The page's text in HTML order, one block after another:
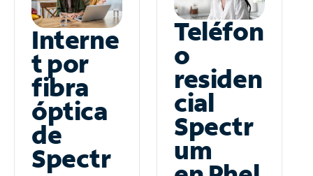
Interne
t por
fibra
óptica
de
Spectr
Teléfon
o
residen
cial
Spectr
um